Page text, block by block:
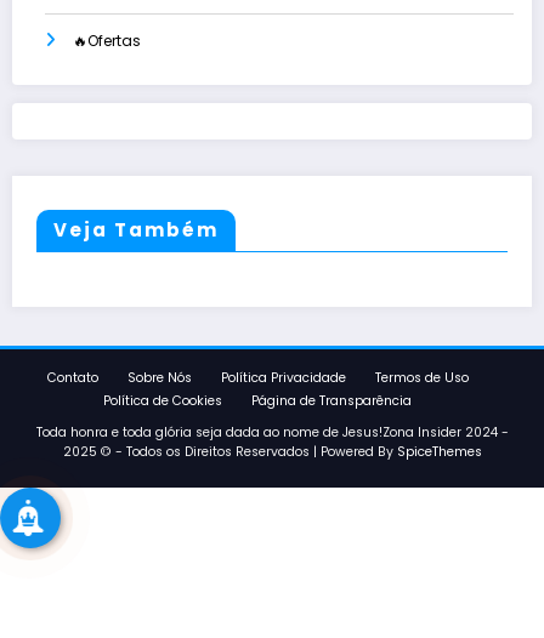
🔥Ofertas
Veja Também
Contato Sobre Nós Política Privacidade
Termos de Uso
Política de Cookies
Página de Transparência
Toda honra e toda glória seja dada ao nome de Jesus!Zona Insider 2024 -
2025 © - Todos os Direitos Reservados | Powered By SpiceThemes